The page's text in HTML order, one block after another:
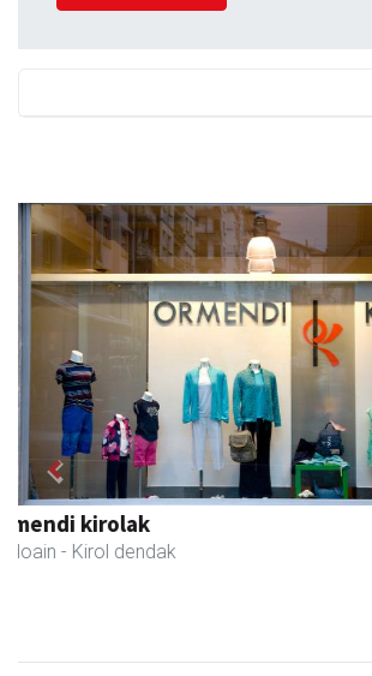
GF akademia
Andoain - Akademiak
Previous